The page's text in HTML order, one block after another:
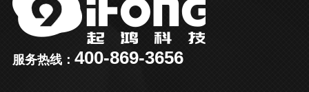
服务热线： 400-869-3656